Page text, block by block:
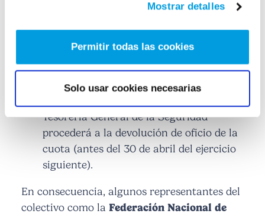
Mostrar detalles
Permitir todas las cookies
Solo usar cookies necesarias
(hasta el último día del mes siguiente a
aquel en que se notifique el resultado de
la regularización).
Tesorería General de la Seguridad
procederá a la devolución de oficio de la
cuota (antes del 30 de abril del ejercicio
siguiente).
En consecuencia, algunos representantes del
colectivo como la Federación Nacional de